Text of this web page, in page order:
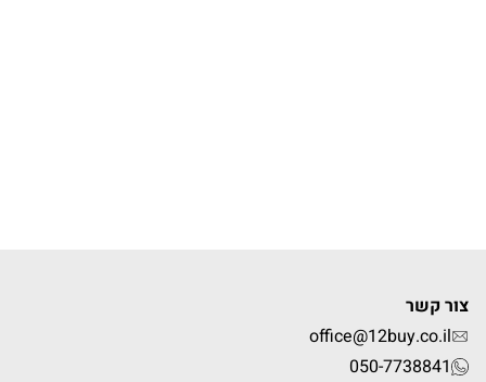
צור קשר
office@12buy.co.il
050-7738841